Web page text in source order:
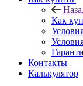
Как
Контакты
Калькулятор